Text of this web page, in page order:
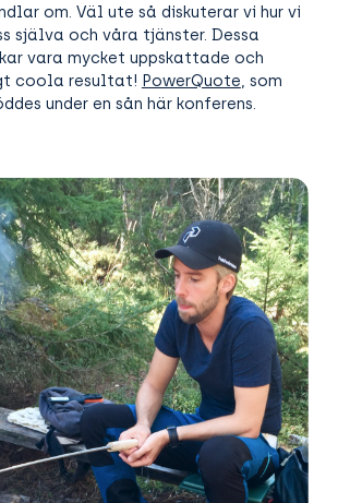
om. Väl ute så diskuterar vi hur vi
själva och våra tjänster. Dessa
vara mycket uppskattade och
coola resultat! PowerQuote, som
under en sån här konferens.